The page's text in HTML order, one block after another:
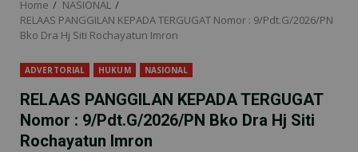
Home
NASIONAL
RELAAS PANGGILAN KEPADA TERGUGAT Nomor : 9/Pdt.G/2026/PN
Bko Dra Hj Siti Rochayatun Imron
ADVERTORIAL HUKUM NASIONAL
RELAAS PANGGILAN KEPADA TERGUGAT
Nomor : 9/Pdt.G/2026/PN Bko Dra Hj Siti
Rochayatun Imron